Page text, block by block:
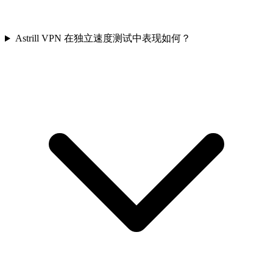
Astrill VPN 在独立速度测试中表现如何？